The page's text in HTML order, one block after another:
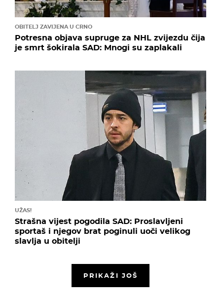
OBITELJ ZAVIJENA U CRNO
Potresna objava supruge za NHL zvijezdu čija
je smrt šokirala SAD: Mnogi su zaplakali
UŽAS!
Strašna vijest pogodila SAD: Proslavljeni
sportaš i njegov brat poginuli uoči velikog
slavlja u obitelji
PRIKAŽI JOŠ